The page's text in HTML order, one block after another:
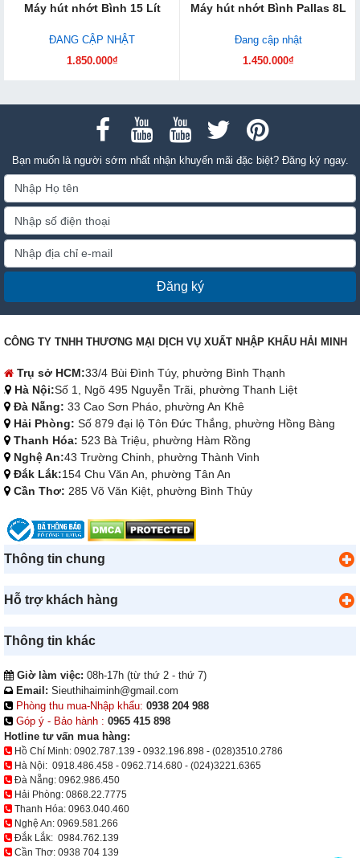
Máy hút nhớt Bình 15 Lít
ĐANG CẬP NHẬT
1.850.000₫
Máy hút nhớt Bình Pallas 8L
Đang cập nhật
1.450.000₫
Bạn muốn là người sớm nhất nhận khuyến mãi đặc biệt? Đăng ký ngay.
Đăng ký
CÔNG TY TNHH THƯƠNG MẠI DỊCH VỤ XUẤT NHẬP KHẨU HẢI MINH
Trụ sở HCM:33/4 Bùi Đình Túy, phường Bình Thạnh
Hà Nội:Số 1, Ngõ 495 Nguyễn Trãi, phường Thanh Liệt
Đà Nẵng: 33 Cao Sơn Pháo, phường An Khê
Hải Phòng: Số 879 đại lộ Tôn Đức Thắng, phường Hồng Bàng
Thanh Hóa: 523 Bà Triệu, phường Hàm Rồng
Nghệ An:43 Trường Chinh, phường Thành Vinh
Đắk Lắk:154 Chu Văn An, phường Tân An
Cần Thơ: 285 Võ Văn Kiệt, phường Bình Thủy
Thông tin chung
Hỗ trợ khách hàng
Thông tin khác
Giờ làm việc: 08h-17h (từ thứ 2 - thứ 7)
Email: Sieuthihaiminh@gmail.com
Phòng thu mua-Nhập khẩu: 0938 204 988
Góp ý - Bảo hành : 0965 415 898
Hotline tư vấn mua hàng:
Hồ Chí Minh: 0902.787.139 - 0932.196.898 - (028)3510.2786
Hà Nội: 0918.486.458 - 0962.714.680 - (024)3221.6365
Đà Nẵng: 0962.986.450
Hải Phòng: 0868.22.7775
Thanh Hóa: 0963.040.460
Nghệ An: 0969.581.266
Đắk Lắk: 0984.762.139
Cần Thơ: 0938 704 139